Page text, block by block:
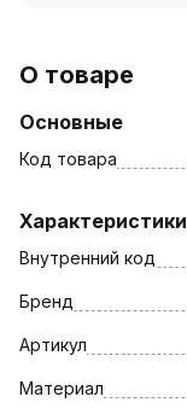
О товаре
Основные
Код товара
Характеристики
Внутренний код
Бренд
Артикул
Материал